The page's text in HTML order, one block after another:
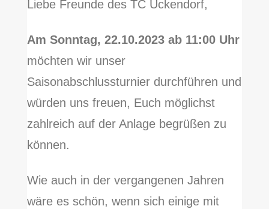
Liebe Freunde des TC Ückendorf,
Am Sonntag, 22.10.2023 ab 11:00 Uhr
möchten wir unser
Saisonabschlussturnier durchführen und
würden uns freuen, Euch möglichst
zahlreich auf der Anlage begrüßen zu
können.
Wie auch in der vergangenen Jahren
wäre es schön, wenn sich einige mit